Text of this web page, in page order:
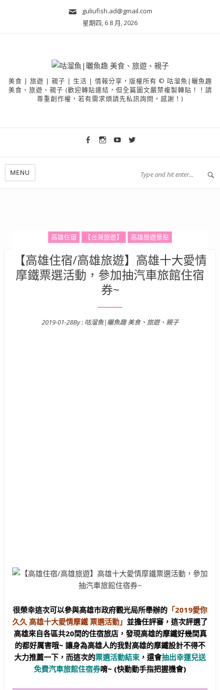
guliufish.ad@gmail.com
星期四, 6 8 月, 2026
美食 | 旅遊 | 親子 | 生活 | 情報分享，版權所有 © 咕溜魚|曬魚趣
美食、旅遊、親子 (歡迎轉貼連結，但全篇圖文嚴禁複製轉貼！！請
尊重創作權，若有需求煩請先私訊詢問，感謝！)
MENU
高雄住宿 【台灣旅遊】 高雄旅遊景點
【高雄住宿/高雄旅遊】高雄十大愛情
摩鐵票選活動，參加抽汽車旅館住宿
券~
Posted on
2019-01-28By : 咕溜魚|曬魚趣 美食、旅遊、親子
很榮幸這次可以參與高雄市政府觀光局所舉辦的 「2019愛你
久久 高雄十大愛情摩鐵 票選活動」 並擔任評審，這次評選了
高雄來自各區共20間的住宿旅店，發現高雄的摩鐵好幾間真
的都好厲害哦~ 讓身為高雄人的我對高雄的摩鐵設計不得不
大力推薦一下，而這次的票選活動結束，還會抽出幸運兒送
免費汽車旅館住宿券唷~ (快動動手指把握機會)